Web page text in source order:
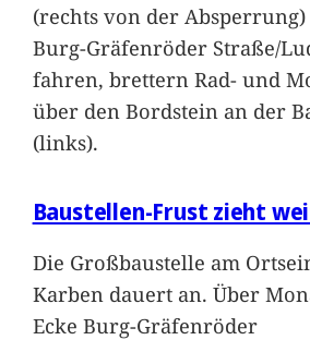
(rechts von der Absperrung)
Burg-Gräfenröder Straße/
fahren, brettern Rad- und
über den Bordstein an der
(links).
Baustellen-Frust zieht
Die Großbaustelle am
Karben dauert an. Über
Ecke Burg-Gräfenröder